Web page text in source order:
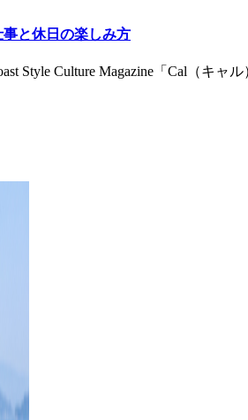
と休日の楽しみ方
Style Culture Magazine「Cal（キ